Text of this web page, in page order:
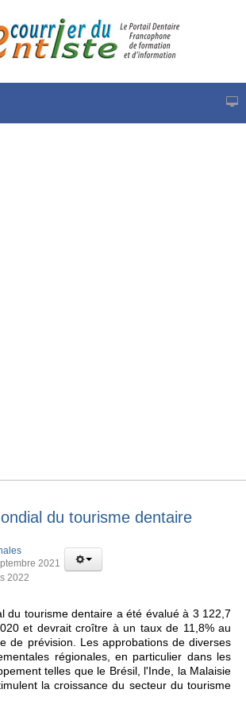
du tourisme dentaire
2021
2022
du tourisme dentaire a été évalué à 3 122,7
et devrait croître à un taux de 11,8% au
de prévision. Les approbations de diverses
régionales, en particulier dans les
telles que le Brésil, l'Inde, la Malaisie
la croissance du secteur du tourisme